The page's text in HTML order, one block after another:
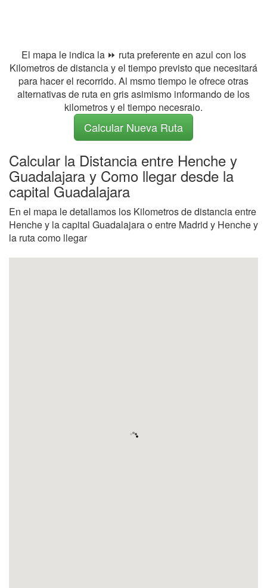
El mapa le indica la ⏩ ruta preferente en azul con los
Kilometros de distancia y el tiempo previsto que necesitará
para hacer el recorrido. Al msmo tiempo le ofrece otras
alternativas de ruta en gris asimismo informando de los
kilometros y el tiempo necesraio.
Calcular Nueva Ruta
Calcular la Distancia entre Henche y
Guadalajara y Como llegar desde la
capital Guadalajara
En el mapa le detallamos los Kilometros de distancia entre
Henche y la capital Guadalajara o entre Madrid y Henche y
la ruta como llegar